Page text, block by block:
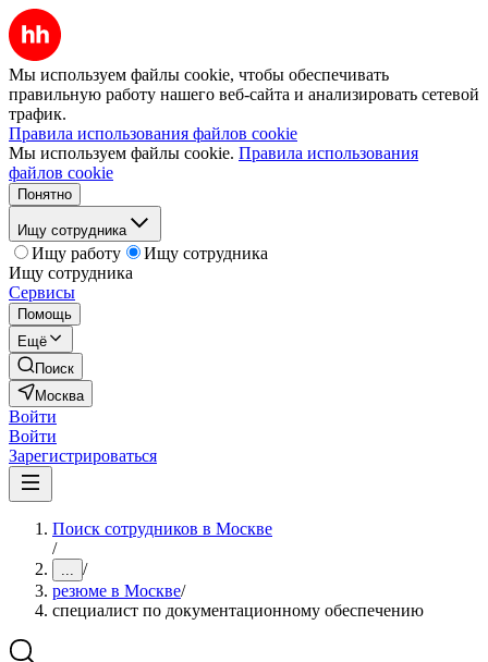
Мы используем файлы cookie, чтобы обеспечивать
правильную работу нашего веб-сайта и анализировать сетевой
трафик.
Правила использования файлов cookie
Мы используем файлы cookie. Правила использования
файлов cookie
Понятно
Ищу сотрудника
Ищу работу
Ищу сотрудника
Ищу сотрудника
Сервисы
Помощь
Ещё
Поиск
Москва
Войти
Войти
Зарегистрироваться
Поиск сотрудников в Москве
/
... /
резюме в Москве/
специалист по документационному обеспечению